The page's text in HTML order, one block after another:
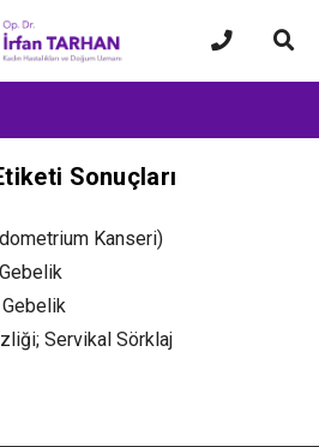
Sonuçları
Kanseri)
Servikal Sörklaj